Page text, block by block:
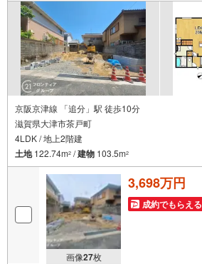
京阪京津線 「追分」駅 徒歩10分
滋賀県大津市茶戸町
4LDK / 地上2階建
土地122.74m2 /建物 103.5m2
画像27枚
3,698万円
成約でもらえる